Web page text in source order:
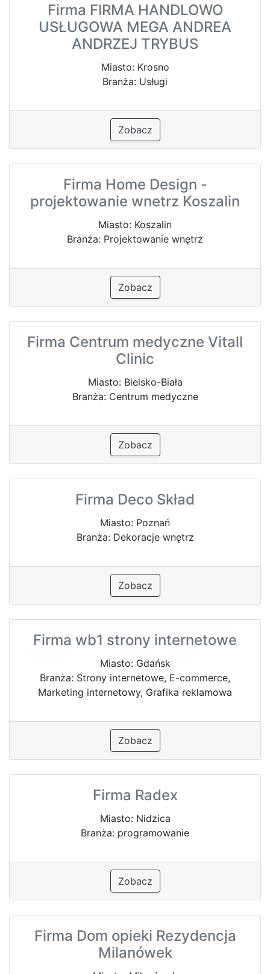
Firma FIRMA HANDLOWO
USŁUGOWA MEGA ANDREA
ANDRZEJ TRYBUS
Miasto: Krosno
Branża: Usługi
Zobacz
Firma Home Design -
projektowanie wnetrz Koszalin
Miasto: Koszalin
Branża: Projektowanie wnętrz
Zobacz
Firma Centrum medyczne Vitall
Clinic
Miasto: Bielsko-Biała
Branża: Centrum medyczne
Zobacz
Firma Deco Skład
Miasto: Poznań
Branża: Dekoracje wnętrz
Zobacz
Firma wb1 strony internetowe
Miasto: Gdańsk
Branża: Strony internetowe, E-commerce,
Marketing internetowy, Grafika reklamowa
Zobacz
Firma Radex
Miasto: Nidzica
Branża: programowanie
Zobacz
Firma Dom opieki Rezydencja
Milanówek